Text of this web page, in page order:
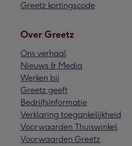
Greetz kortingscode
Over Greetz
Ons verhaal
Nieuws & Media
Werken bij
Greetz geeft
Bedrijfsinformatie
Verklaring toegankelijkheid
Voorwaarden Thuiswinkel
Voorwaarden Greetz